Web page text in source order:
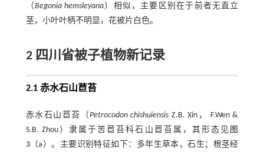
（Begonia hemsleyana）相似，主要区别在于前者无直立
茎，小叶叶柄不明显，花被片白色。
2 四川省被子植物新记录
2.1 赤水石山苣苔
赤水石山苣苔（Petrocodon chishuiensis Z.B. Xin， F.Wen &
S.B. Zhou）隶属于苦苣苔科石山苣苔属，其形态见 图
3（a）。主要识别特征如下：多年生草本，石生；根茎经